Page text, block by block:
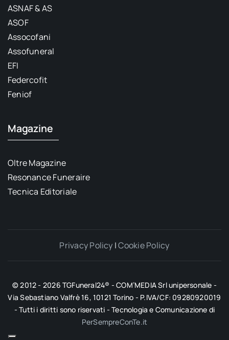
ASNAF & AS
ASOF
Assocofani
Assofuneral
EFI
Federcofit
Feniof
Magazine
Oltre Magazine
Resonance Funeraire
Tecnica Editoriale
Privacy Policy |Cookie Policy
© 2012 - 2026 TGFuneral24® - COM’MEDIA Srl unipersonale -
Via Sebastiano Valfrè 16, 10121 Torino - P.IVA/CF: 09280920019
- Tutti i diritti sono riservati - Tecnologia e Comunicazione di
PerSempreConTe.it